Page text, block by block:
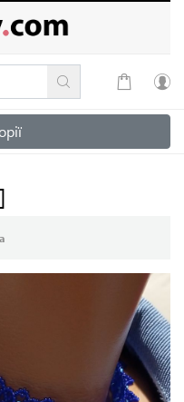
Увійти